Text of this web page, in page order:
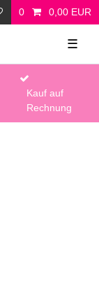
0 0,00 EUR
☰
Kauf auf
Rechnung